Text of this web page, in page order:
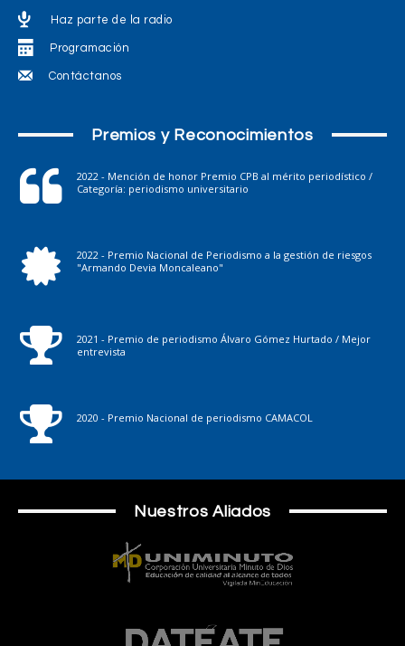
Haz parte de la radio
Programación
Contáctanos
Premios y Reconocimientos
2022 - Mención de honor Premio CPB al mérito periodístico /
Categoría: periodismo universitario
2022 - Premio Nacional de Periodismo a la gestión de riesgos
"Armando Devia Moncaleano"
2021 - Premio de periodismo Álvaro Gómez Hurtado / Mejor
entrevista
2020 - Premio Nacional de periodismo CAMACOL
Nuestros Aliados